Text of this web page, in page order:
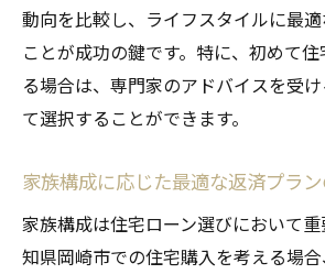
動向を比較し、ライフスタイルに最
ことが成功の鍵です。特に、初めて
る場合は、専門家のアドバイスを受
て選択することができます。
家族構成に応じた最適な返済プラ
家族構成は住宅ローン選びにおいて
知県岡崎市での住宅購入を考える場